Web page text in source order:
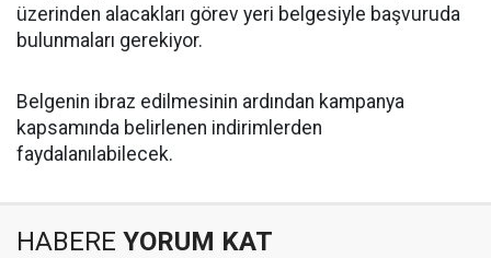
üzerinden alacakları görev yeri belgesiyle başvuruda
bulunmaları gerekiyor.
Belgenin ibraz edilmesinin ardından kampanya
kapsamında belirlenen indirimlerden
faydalanılabilecek.
HABERE YORUM KAT